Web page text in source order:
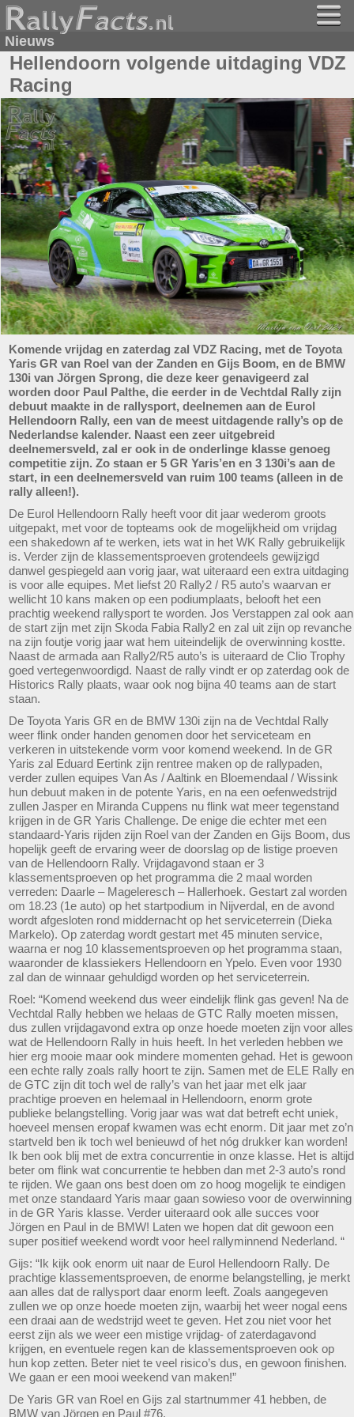
Nieuws
Hellendoorn volgende uitdaging VDZ
Racing
Komende vrijdag en zaterdag zal VDZ Racing, met de Toyota
Yaris GR van Roel van der Zanden en Gijs Boom, en de BMW
130i van Jörgen Sprong, die deze keer genavigeerd zal
worden door Paul Palthe, die eerder in de Vechtdal Rally zijn
debuut maakte in de rallysport, deelnemen aan de Eurol
Hellendoorn Rally, een van de meest uitdagende rally’s op de
Nederlandse kalender. Naast een zeer uitgebreid
deelnemersveld, zal er ook in de onderlinge klasse genoeg
competitie zijn. Zo staan er 5 GR Yaris’en en 3 130i’s aan de
start, in een deelnemersveld van ruim 100 teams (alleen in de
rally alleen!).
De Eurol Hellendoorn Rally heeft voor dit jaar wederom groots
uitgepakt, met voor de topteams ook de mogelijkheid om vrijdag
een shakedown af te werken, iets wat in het WK Rally gebruikelijk
is. Verder zijn de klassementsproeven grotendeels gewijzigd
danwel gespiegeld aan vorig jaar, wat uiteraard een extra uitdaging
is voor alle equipes. Met liefst 20 Rally2 / R5 auto’s waarvan er
wellicht 10 kans maken op een podiumplaats, belooft het een
prachtig weekend rallysport te worden. Jos Verstappen zal ook aan
de start zijn met zijn Skoda Fabia Rally2 en zal uit zijn op revanche
na zijn foutje vorig jaar wat hem uiteindelijk de overwinning kostte.
Naast de armada aan Rally2/R5 auto’s is uiteraard de Clio Trophy
goed vertegenwoordigd. Naast de rally vindt er op zaterdag ook de
Historics Rally plaats, waar ook nog bijna 40 teams aan de start
staan.
De Toyota Yaris GR en de BMW 130i zijn na de Vechtdal Rally
weer flink onder handen genomen door het serviceteam en
verkeren in uitstekende vorm voor komend weekend. In de GR
Yaris zal Eduard Eertink zijn rentree maken op de rallypaden,
verder zullen equipes Van As / Aaltink en Bloemendaal / Wissink
hun debuut maken in de potente Yaris, en na een oefenwedstrijd
zullen Jasper en Miranda Cuppens nu flink wat meer tegenstand
krijgen in de GR Yaris Challenge. De enige die echter met een
standaard-Yaris rijden zijn Roel van der Zanden en Gijs Boom, dus
hopelijk geeft de ervaring weer de doorslag op de listige proeven
van de Hellendoorn Rally. Vrijdagavond staan er 3
klassementsproeven op het programma die 2 maal worden
verreden: Daarle – Mageleresch – Hallerhoek. Gestart zal worden
om 18.23 (1e auto) op het startpodium in Nijverdal, en de avond
wordt afgesloten rond middernacht op het serviceterrein (Dieka
Markelo). Op zaterdag wordt gestart met 45 minuten service,
waarna er nog 10 klassementsproeven op het programma staan,
waaronder de klassiekers Hellendoorn en Ypelo. Even voor 1930
zal dan de winnaar gehuldigd worden op het serviceterrein.
Roel: “Komend weekend dus weer eindelijk flink gas geven! Na de
Vechtdal Rally hebben we helaas de GTC Rally moeten missen,
dus zullen vrijdagavond extra op onze hoede moeten zijn voor alles
wat de Hellendoorn Rally in huis heeft. In het verleden hebben we
hier erg mooie maar ook mindere momenten gehad. Het is gewoon
een echte rally zoals rally hoort te zijn. Samen met de ELE Rally en
de GTC zijn dit toch wel de rally’s van het jaar met elk jaar
prachtige proeven en helemaal in Hellendoorn, enorm grote
publieke belangstelling. Vorig jaar was wat dat betreft echt uniek,
hoeveel mensen eropaf kwamen was echt enorm. Dit jaar met zo’n
startveld ben ik toch wel benieuwd of het nóg drukker kan worden!
Ik ben ook blij met de extra concurrentie in onze klasse. Het is altijd
beter om flink wat concurrentie te hebben dan met 2-3 auto’s rond
te rijden. We gaan ons best doen om zo hoog mogelijk te eindigen
met onze standaard Yaris maar gaan sowieso voor de overwinning
in de GR Yaris klasse. Verder uiteraard ook alle succes voor
Jörgen en Paul in de BMW! Laten we hopen dat dit gewoon een
super positief weekend wordt voor heel rallyminnend Nederland. “
Gijs: “Ik kijk ook enorm uit naar de Eurol Hellendoorn Rally. De
prachtige klassementsproeven, de enorme belangstelling, je merkt
aan alles dat de rallysport daar enorm leeft. Zoals aangegeven
zullen we op onze hoede moeten zijn, waarbij het weer nogal eens
een draai aan de wedstrijd weet te geven. Het zou niet voor het
eerst zijn als we weer een mistige vrijdag- of zaterdagavond
krijgen, en eventuele regen kan de klassementsproeven ook op
hun kop zetten. Beter niet te veel risico’s dus, en gewoon finishen.
We gaan er een mooi weekend van maken!”
De Yaris GR van Roel en Gijs zal startnummer 41 hebben, de
BMW van Jörgen en Paul #76.